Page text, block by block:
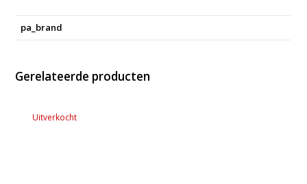
pa_brand
Gerelateerde producten
Uitverkocht